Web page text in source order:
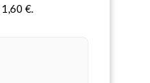
1,60 €